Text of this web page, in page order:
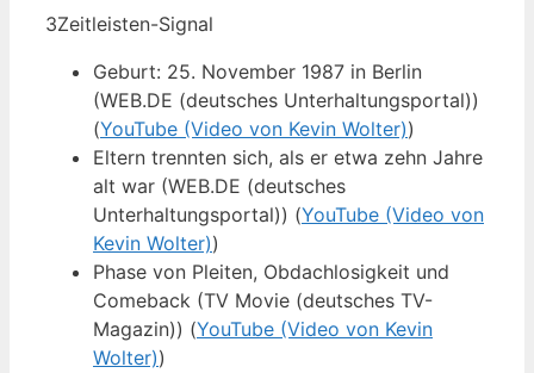
3Zeitleisten-Signal
Geburt: 25. November 1987 in Berlin
(WEB.DE (deutsches Unterhaltungsportal))
(YouTube (Video von Kevin Wolter))
Eltern trennten sich, als er etwa zehn Jahre
alt war (WEB.DE (deutsches
Unterhaltungsportal)) (YouTube (Video von
Kevin Wolter))
Phase von Pleiten, Obdachlosigkeit und
Comeback (TV Movie (deutsches TV-
Magazin)) (YouTube (Video von Kevin
Wolter))